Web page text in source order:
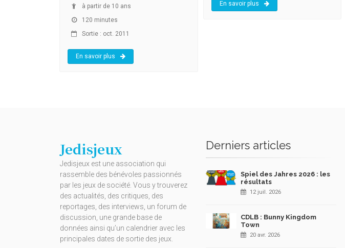
à partir de 10 ans
120 minutes
Sortie : oct. 2011
En savoir plus
En savoir plus
Jedisjeux
Jedisjeux est une association qui
rassemble des bénévoles passionnés
par les jeux de société. Vous y trouverez
des actualités, des critiques, des
reportages, des interviews, un forum de
discussion, une grande base de
données ainsi qu’un calendrier avec les
principales dates de sortie des jeux.
Derniers articles
Spiel des Jahres 2026 : les
résultats
12 juil. 2026
CDLB : Bunny Kingdom
Town
20 avr. 2026